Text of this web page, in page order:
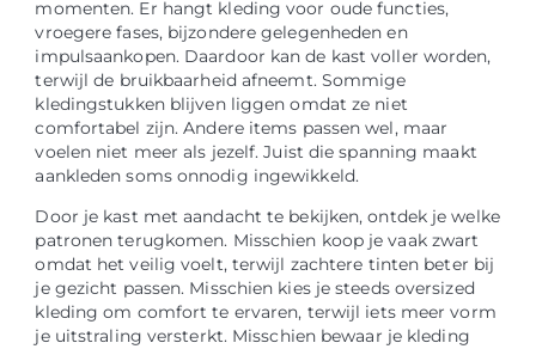
momenten. Er hangt kleding voor oude functies,
vroegere fases, bijzondere gelegenheden en
impulsaankopen. Daardoor kan de kast voller worden,
terwijl de bruikbaarheid afneemt. Sommige
kledingstukken blijven liggen omdat ze niet
comfortabel zijn. Andere items passen wel, maar
voelen niet meer als jezelf. Juist die spanning maakt
aankleden soms onnodig ingewikkeld.
Door je kast met aandacht te bekijken, ontdek je welke
patronen terugkomen. Misschien koop je vaak zwart
omdat het veilig voelt, terwijl zachtere tinten beter bij
je gezicht passen. Misschien kies je steeds oversized
kleding om comfort te ervaren, terwijl iets meer vorm
je uitstraling versterkt. Misschien bewaar je kleding